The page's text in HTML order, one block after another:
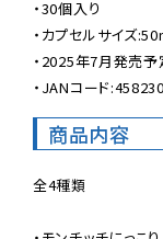
・30個入り
・カプセルサイズ
・2025年7月発売予
・JANコード
商品内容
全4種類